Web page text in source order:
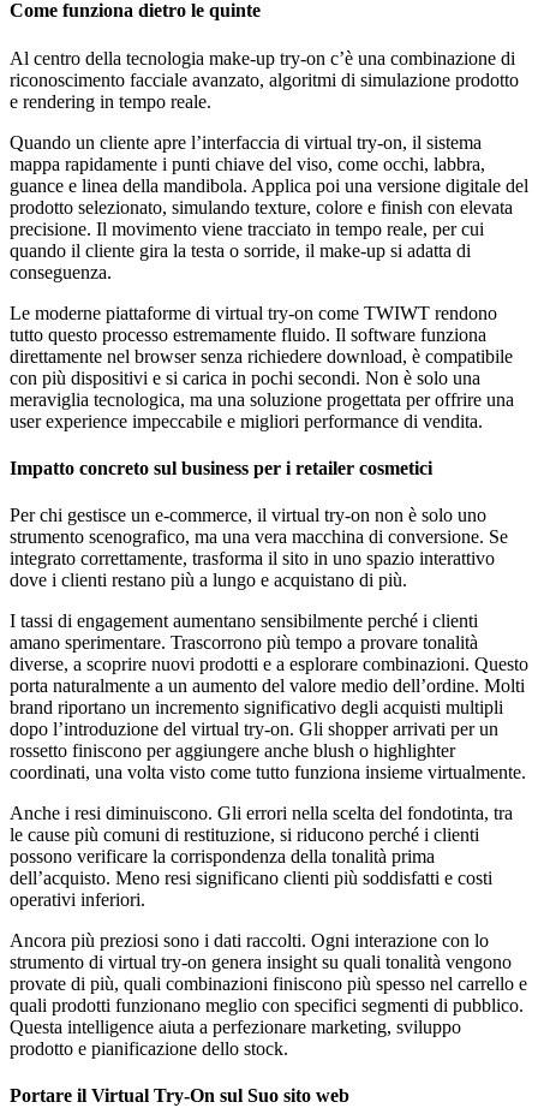
Come funziona dietro le quinte
Al centro della tecnologia make-up try-on c’è una combinazione di
riconoscimento facciale avanzato, algoritmi di simulazione prodotto
e rendering in tempo reale.
Quando un cliente apre l’interfaccia di virtual try-on, il sistema
mappa rapidamente i punti chiave del viso, come occhi, labbra,
guance e linea della mandibola. Applica poi una versione digitale del
prodotto selezionato, simulando texture, colore e finish con elevata
precisione. Il movimento viene tracciato in tempo reale, per cui
quando il cliente gira la testa o sorride, il make-up si adatta di
conseguenza.
Le moderne piattaforme di virtual try-on come TWIWT rendono
tutto questo processo estremamente fluido. Il software funziona
direttamente nel browser senza richiedere download, è compatibile
con più dispositivi e si carica in pochi secondi. Non è solo una
meraviglia tecnologica, ma una soluzione progettata per offrire una
user experience impeccabile e migliori performance di vendita.
Impatto concreto sul business per i retailer cosmetici
Per chi gestisce un e-commerce, il virtual try-on non è solo uno
strumento scenografico, ma una vera macchina di conversione. Se
integrato correttamente, trasforma il sito in uno spazio interattivo
dove i clienti restano più a lungo e acquistano di più.
I tassi di engagement aumentano sensibilmente perché i clienti
amano sperimentare. Trascorrono più tempo a provare tonalità
diverse, a scoprire nuovi prodotti e a esplorare combinazioni. Questo
porta naturalmente a un aumento del valore medio dell’ordine. Molti
brand riportano un incremento significativo degli acquisti multipli
dopo l’introduzione del virtual try-on. Gli shopper arrivati per un
rossetto finiscono per aggiungere anche blush o highlighter
coordinati, una volta visto come tutto funziona insieme virtualmente.
Anche i resi diminuiscono. Gli errori nella scelta del fondotinta, tra
le cause più comuni di restituzione, si riducono perché i clienti
possono verificare la corrispondenza della tonalità prima
dell’acquisto. Meno resi significano clienti più soddisfatti e costi
operativi inferiori.
Ancora più preziosi sono i dati raccolti. Ogni interazione con lo
strumento di virtual try-on genera insight su quali tonalità vengono
provate di più, quali combinazioni finiscono più spesso nel carrello e
quali prodotti funzionano meglio con specifici segmenti di pubblico.
Questa intelligence aiuta a perfezionare marketing, sviluppo
prodotto e pianificazione dello stock.
Portare il Virtual Try-On sul Suo sito web